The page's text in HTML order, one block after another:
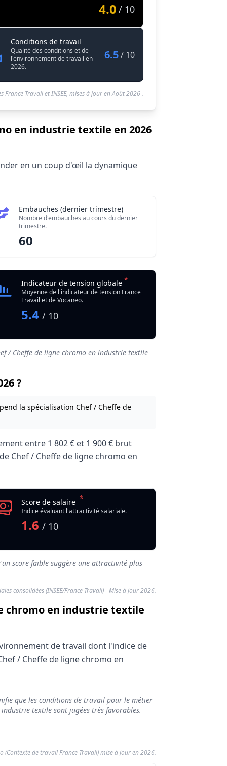
4.0 / 10
textile
Conditions de travailChef / Cheffe de ligne chromo en
Qualité des conditions et de
l'environnement de travail en
2026.
6.5/ 10
France Travail et INSEE, mises à jour enAoût 2026.
en industrie textile en 2026
en un coup d'œil la dynamique
Embauches (dernier trimestre)
Nombre d'embauches au cours du dernier
trimestre.
60
Indicateur de tension globale *
Moyenne de l'indicateur de tension France
Travail et de Vocaneo.
5.4/ 10
/ Cheffe de ligne chromo en industrie textile
?
la spécialisation Chef / Cheffe de
entre 1 802 € et 1 900 € brut
Chef / Cheffe de ligne chromo en
textileScore de salaire *
Indice évaluant l'attractivité salariale.
1.6/ 10
score faible suggère une attractivité plus
consolidées (INSEE/France Travail) - Mise à jour 2026.
chromo en industrie textile
de travail dont l'indice de
/ Cheffe de ligne chromo en
que les conditions de travail pour le métier
textile sont jugées très favorables.
(Contexte de travail France Travail) mise à jour en 2026.